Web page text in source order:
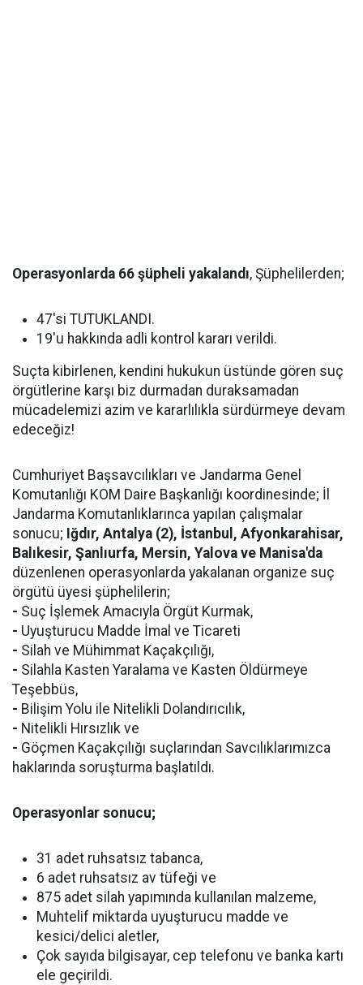
Operasyonlarda 66 şüpheli yakalandı, Şüphelilerden;
47'si TUTUKLANDI.
19'u hakkında adli kontrol kararı verildi.
Suçta kibirlenen, kendini hukukun üstünde gören suç
örgütlerine karşı biz durmadan duraksamadan
mücadelemizi azim ve kararlılıkla sürdürmeye devam
edeceğiz!
Cumhuriyet Başsavcılıkları ve Jandarma Genel
Komutanlığı KOM Daire Başkanlığı koordinesinde; İl
Jandarma Komutanlıklarınca yapılan çalışmalar
sonucu; Iğdır, Antalya (2), İstanbul, Afyonkarahisar,
Balıkesir, Şanlıurfa, Mersin, Yalova ve Manisa'da
düzenlenen operasyonlarda yakalanan organize suç
örgütü üyesi şüphelilerin;
- Suç İşlemek Amacıyla Örgüt Kurmak,
- Uyuşturucu Madde İmal ve Ticareti
- Silah ve Mühimmat Kaçakçılığı,
- Silahla Kasten Yaralama ve Kasten Öldürmeye
Teşebbüs,
- Bilişim Yolu ile Nitelikli Dolandırıcılık,
- Nitelikli Hırsızlık ve
- Göçmen Kaçakçılığı suçlarından Savcılıklarımızca
haklarında soruşturma başlatıldı.
Operasyonlar sonucu;
31 adet ruhsatsız tabanca,
6 adet ruhsatsız av tüfeği ve
875 adet silah yapımında kullanılan malzeme,
Muhtelif miktarda uyuşturucu madde ve
kesici/delici aletler,
Çok sayıda bilgisayar, cep telefonu ve banka kartı
ele geçirildi.